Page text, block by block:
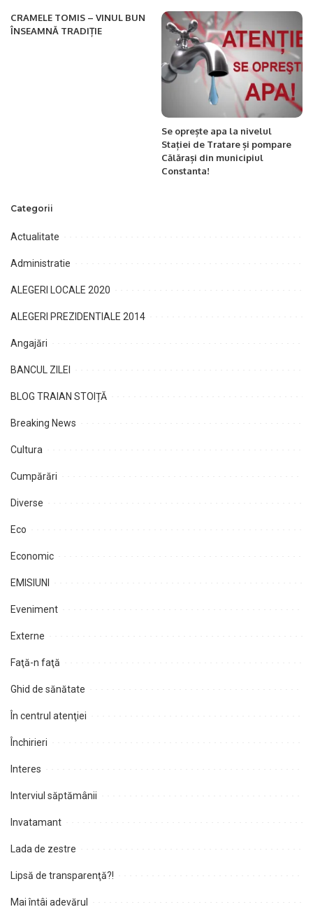
CRAMELE TOMIS – VINUL BUN
ÎNSEAMNĂ TRADIȚIE
Se oprește apa la nivelul
Stației de Tratare și pompare
Călărași din municipiul
Constanta!
Categorii
Actualitate
Administratie
ALEGERI LOCALE 2020
ALEGERI PREZIDENTIALE 2014
Angajări
BANCUL ZILEI
BLOG TRAIAN STOIȚĂ
Breaking News
Cultura
Cumpărări
Diverse
Eco
Economic
EMISIUNI
Eveniment
Externe
Faţă-n faţă
Ghid de sănătate
În centrul atenţiei
Închirieri
Interes
Interviul săptămânii
Invatamant
Lada de zestre
Lipsă de transparenţă?!
Mai întâi adevărul